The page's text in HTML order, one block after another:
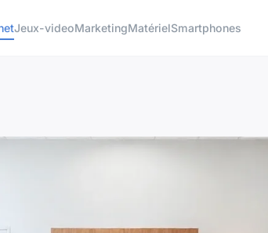
Jeux-videoMarketingMatérielSmartphones